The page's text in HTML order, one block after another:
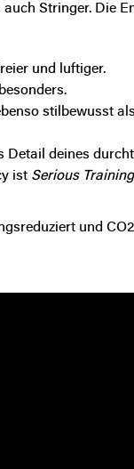
Stringer. Die
und luftiger.
stilbewusst
Detail deines
ist Serious
und